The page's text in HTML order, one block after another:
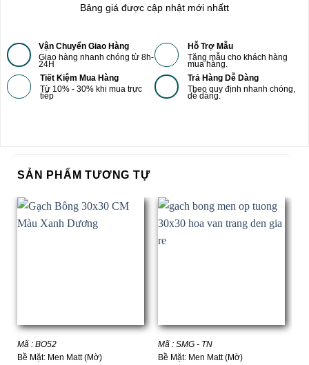
Bảng giá được cập nhật mới nhấtt
Vận Chuyển Giao Hàng
Giao hàng nhanh chóng từ 8h-
24H
Hỗ Trợ Mẫu
Tặng mẫu cho khách hàng
mua hàng.
Tiết Kiệm Mua Hàng
Từ 10% - 30% khi mua trực
tiếp
Trả Hàng Dễ Dàng
Theo quy định nhanh chóng,
dễ dàng.
SẢN PHẨM TƯƠNG TỰ
Mã : BO52
Bề Mặt: Men Matt (Mờ)
Mã : SMG - TN
Bề Mặt: Men Matt (Mờ)